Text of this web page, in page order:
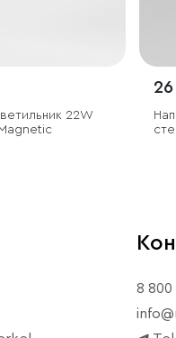
22W
8 800